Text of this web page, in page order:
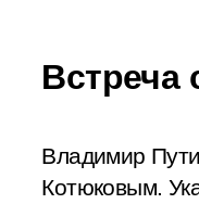
Владимир
Котюковым.